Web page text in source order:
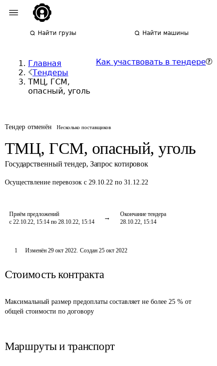
Найти грузы Найти машины
Главная
Тендеры
ТМЦ, ГСМ,
опасный, уголь
Как участвовать в тендере
Тендер отменён Несколько поставщиков
ТМЦ, ГСМ, опасный, уголь
Государственный тендер, Запрос котировок
Осуществление перевозок с 29.10.22 по 31.12.22
Приём предложений
с 22.10.22, 15:14 по 28.10.22, 15:14
Окончание тендера
28.10.22, 15:14
1 Изменён 29 окт 2022. Создан 25 окт 2022
Стоимость контракта
Максимальный размер предоплаты составляет не более 25 % от
общей стоимости по договору
Маршруты и транспорт